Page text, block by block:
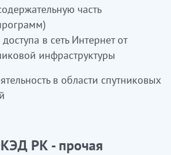
бағдарламалардың
өндірмейтін кәсіпорындар
операторынан
рұқсат беру кіреді
часть
в сеть Интернет от
инфраструктуры
в области спутниковых
РК - прочая